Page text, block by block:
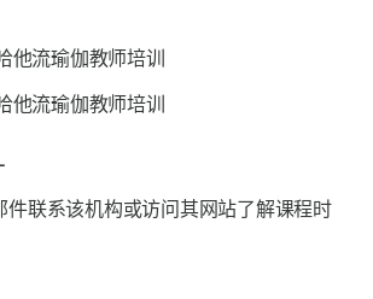
他流瑜伽教师培训
他流瑜伽教师培训
件联系该机构或访问其网站了解课程时